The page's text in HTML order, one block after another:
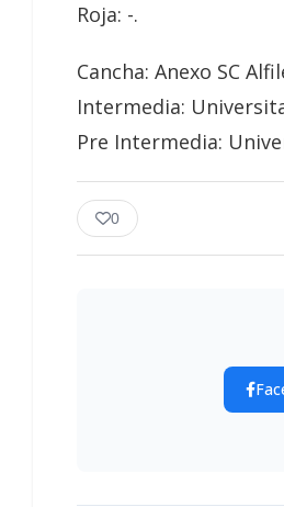
Roja: -.
Cancha: Anexo SC
Intermedia:
Pre Intermedia:
0